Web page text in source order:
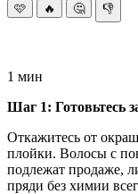
🩷 🔥 🤔 👎
1 мин
Шаг 1: Готовьтесь
Откажитесь от
плойки. Волосы с
подлежат продаже,
пряди без химии